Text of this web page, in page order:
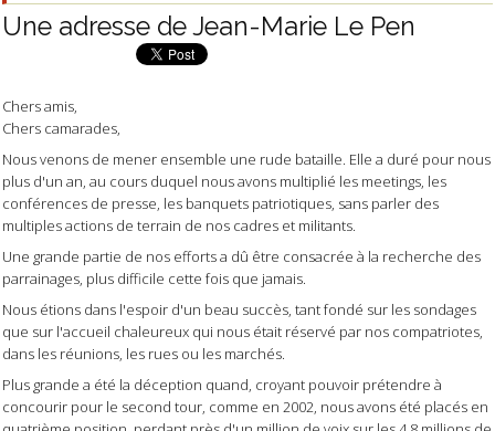
Une adresse de Jean-Marie Le Pen
Chers amis,
Chers camarades,
Nous venons de mener ensemble une rude bataille. Elle a duré pour nous
plus d'un an, au cours duquel nous avons multiplié les meetings, les
conférences de presse, les banquets patriotiques, sans parler des
multiples actions de terrain de nos cadres et militants.
Une grande partie de nos efforts a dû être consacrée à la recherche des
parrainages, plus difficile cette fois que jamais.
Nous étions dans l'espoir d'un beau succès, tant fondé sur les sondages
que sur l'accueil chaleureux qui nous était réservé par nos compatriotes,
dans les réunions, les rues ou les marchés.
Plus grande a été la déception quand, croyant pouvoir prétendre à
concourir pour le second tour, comme en 2002, nous avons été placés en